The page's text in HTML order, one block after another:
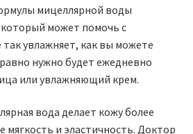
мицеллярной воды
может помочь с
увлажняет, как вы можете
нужно будет ежедневно
или увлажняющий крем.
вода делает кожу более
мягкость и эластичность. Доктор